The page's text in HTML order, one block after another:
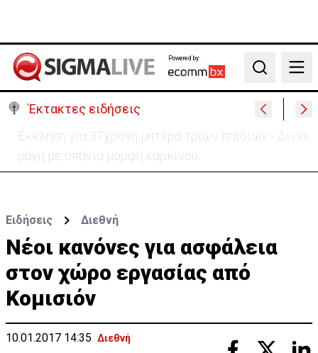
Powered by:
Search
Έκτακτες ειδήσεις
Γερμανία: Συγκρούστηκαν δύο τραμ - Τουλάχιστον
25 τραυματίες, οι 7 σοβαρά
Ειδήσεις Διεθνή
Νέοι κανόνες για ασφάλεια
στον χώρο εργασίας από
Κομισιόν
10.01.2017 14:35 Διεθνή